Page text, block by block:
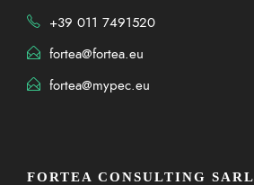
+39 011 7491520
fortea@fortea.eu
fortea@mypec.eu
FORTEA CONSULTING SARL